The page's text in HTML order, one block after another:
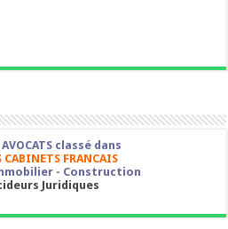
AVOCATS classé dans
CABINETS FRANCAIS
- Construction
Juridiques